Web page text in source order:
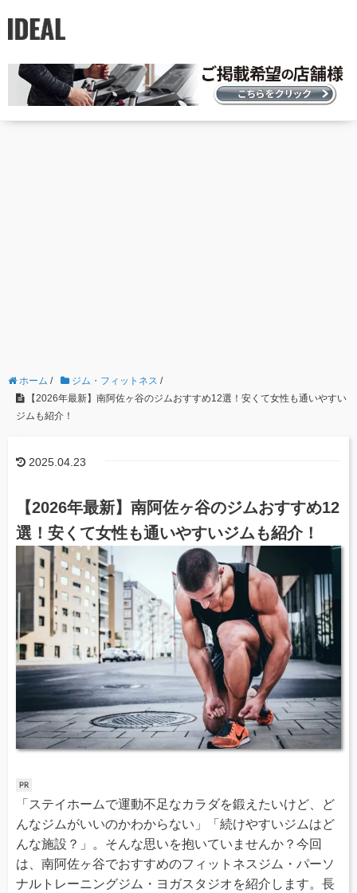
ホーム / ジム・フィットネス /
【2026年最新】南阿佐ヶ谷のジムおすすめ12選！安くて女性も通いやすい
ジムも紹介！
2025.04.23
【2026年最新】南阿佐ヶ谷のジムおすすめ12
選！安くて女性も通いやすいジムも紹介！
「ステイホームで運動不足なカラダを鍛えたいけど、ど
んなジムがいいのかわからない」「続けやすいジムはど
んな施設？」。そんな思いを抱いていませんか？今回
は、南阿佐ヶ谷でおすすめのフィットネスジム・パーソ
ナルトレーニングジム・ヨガスタジオを紹介します。長